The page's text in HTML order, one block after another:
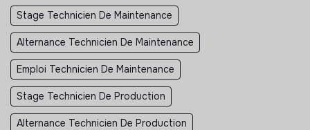
Stage Technicien De Maintenance
Alternance Technicien De Maintenance
Emploi Technicien De Maintenance
Stage Technicien De Production
Alternance Technicien De Production